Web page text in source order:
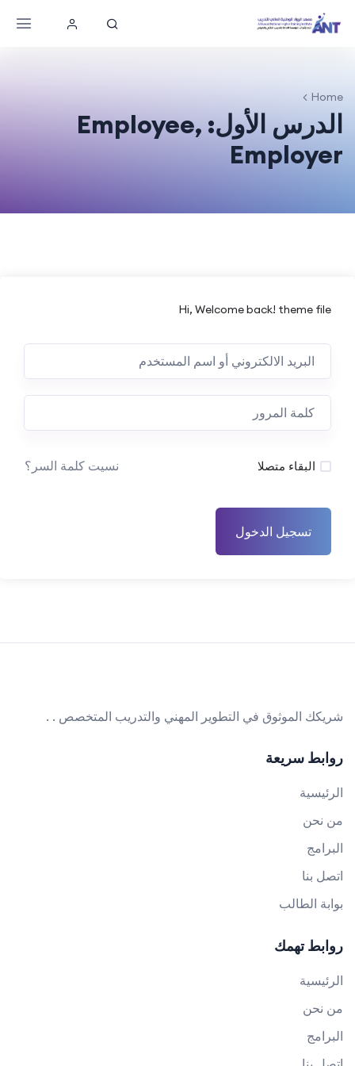
Home
الدرس الأول: Employee,
Employer
Hi, Welcome back! theme file
البقاء متصلا نسيت كلمة السر؟
تسجيل الدخول
شريكك الموثوق في التطوير المهني والتدريب المتخصص . .
روابط سريعة
الرئيسية
من نحن
البرامج
اتصل بنا
بوابة الطالب
روابط تهمك
الرئيسية
من نحن
البرامج